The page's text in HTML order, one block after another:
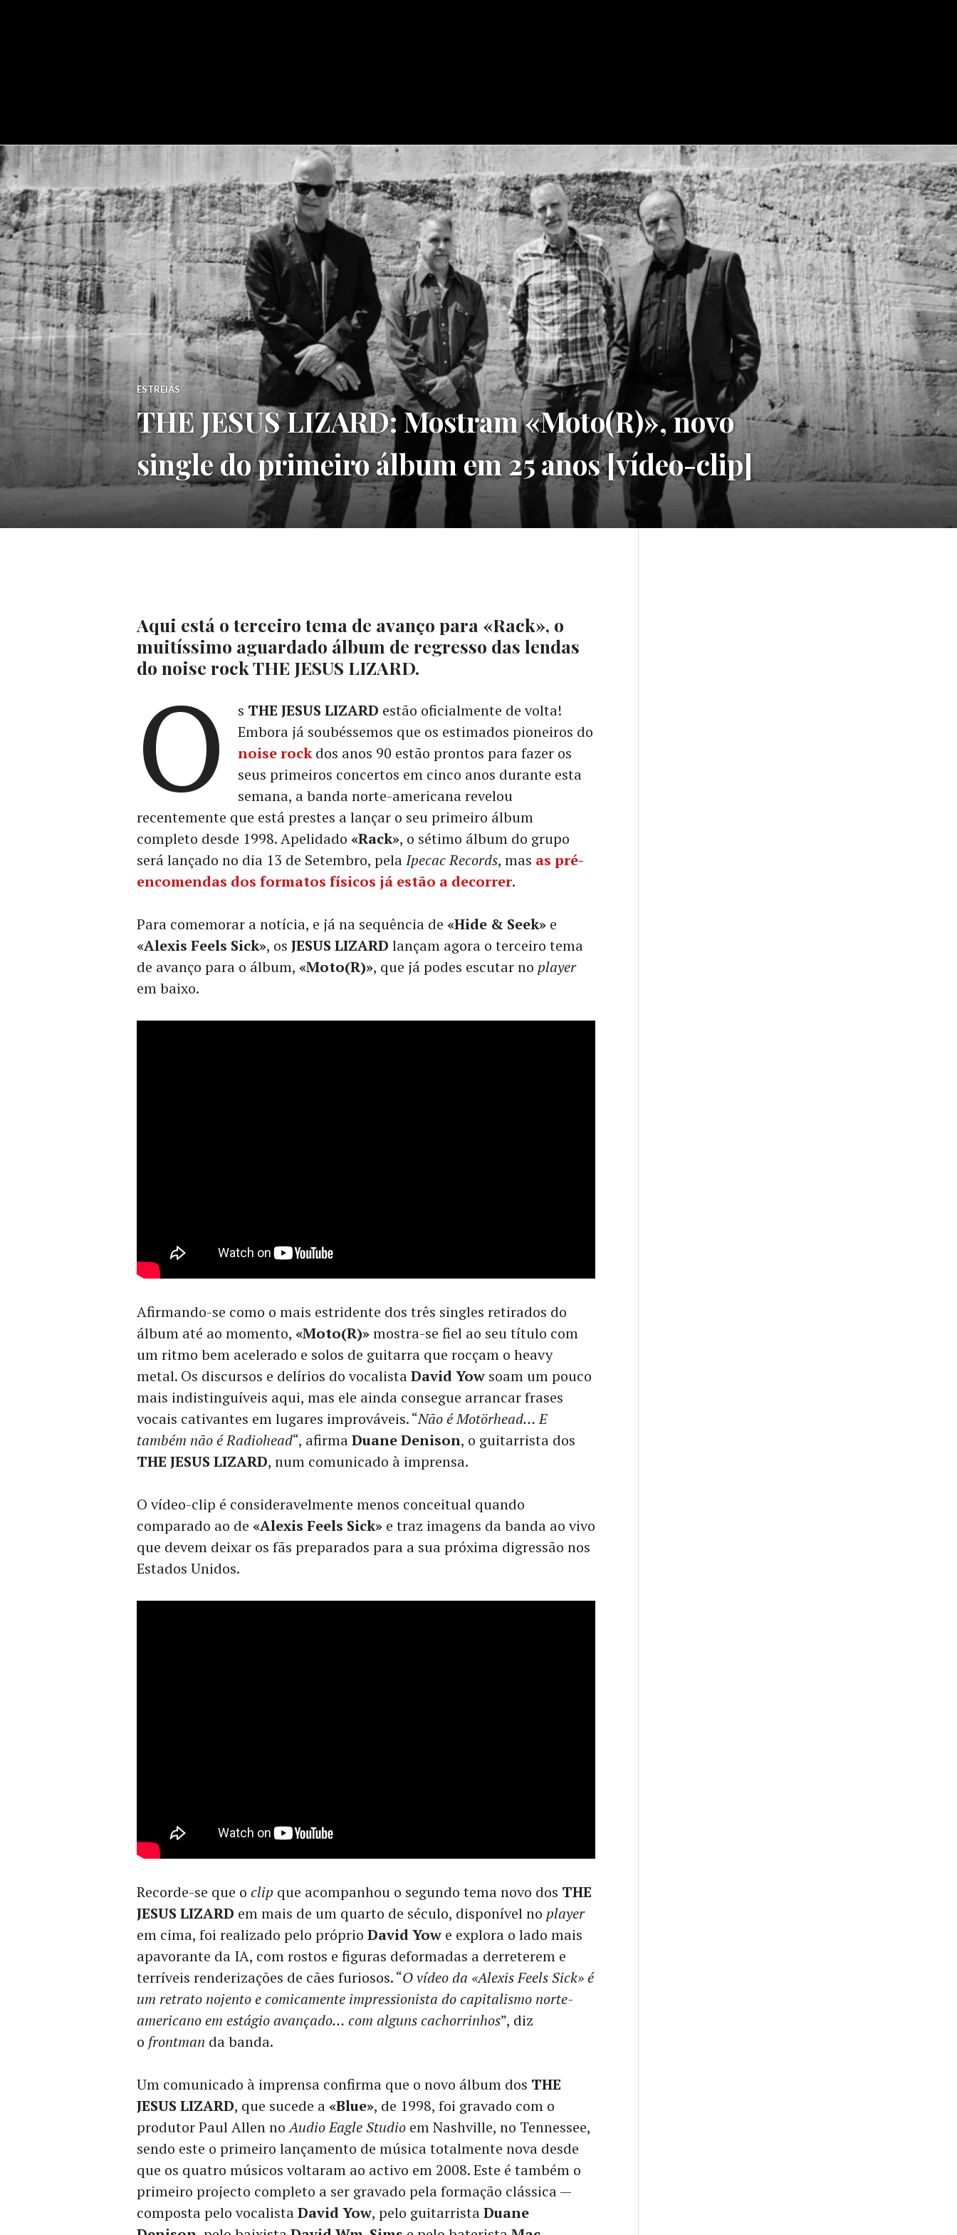
ESTREIAS
THE JESUS LIZARD: Mostram «Moto(R)», novo
single do primeiro álbum em 25 anos [vídeo-clip]
Aqui está o terceiro tema de avanço para «Rack», o
muitíssimo aguardado álbum de regresso das lendas
do noise rock THE JESUS LIZARD.
O s THE JESUS LIZARD estão oficialmente de volta!
Embora já soubéssemos que os estimados pioneiros do
noise rockdos anos 90 estão prontos para fazer os
seus primeiros concertos em cinco anos durante esta
semana, a banda norte-americana revelou
recentemente que está prestes a lançar o seu primeiro álbum
completo desde 1998. Apelidado «Rack», o sétimo álbum do grupo
será lançado no dia 13 de Setembro, pelaIpecac Records, mas as pré-
encomendas dos formatos físicos já estão a decorrer.
Para comemorar a notícia, e já na sequência de «Hide & Seek» e
«Alexis Feels Sick», os JESUS LIZARD lançam agora o terceiro tema
de avanço para o álbum, «Moto(R)», que já podes escutar no player
em baixo.
Afirmando-se como o mais estridente dos três singles retirados do
álbum até ao momento, «Moto(R)»mostra-se fiel ao seu título com
um ritmo bem acelerado e solos de guitarra que rocçam o heavy
metal. Os discursos e delírios do vocalistaDavid Yow soam um pouco
mais indistinguíveis aqui, mas ele ainda consegue arrancar frases
vocais cativantes em lugares improváveis. “Não é Motörhead… E
também não é Radiohead“, afirmaDuane Denison, o guitarrista dos
THE JESUS LIZARD, num comunicado à imprensa.
O vídeo-clip é consideravelmente menos conceitual quando
comparado ao de «Alexis Feels Sick» e traz imagens da banda ao vivo
que devem deixar os fãs preparados para a sua próxima digressão nos
Estados Unidos.
Recorde-se que o clip que acompanhou o segundo tema novo dos THE
JESUS LIZARD em mais de um quarto de século, disponível no player
em cima, foi realizado pelo próprio David Yow e explora o lado mais
apavorante da IA, com rostos e figuras deformadas a derreterem e
terríveis renderizações de cães furiosos. “O vídeo da «Alexis Feels Sick» é
um retrato nojento e comicamente impressionista do capitalismo norte-
americano em estágio avançado… com alguns cachorrinhos”, diz
o frontman da banda.
Um comunicado à imprensa confirma que o novo álbum dos THE
JESUS LIZARD, que sucede a«Blue», de 1998, foi gravado com o
produtor Paul Allen noAudio Eagle Studio em Nashville, no Tennessee,
sendo este o primeiro lançamento de música totalmente nova desde
que os quatro músicos voltaram ao activo em 2008. Este é também o
primeiro projecto completo a ser gravado pela formação clássica —
composta pelo vocalistaDavid Yow, pelo guitarristaDuane